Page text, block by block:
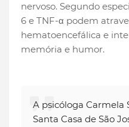
nervoso. Segundo
6 e TNF-α podem
hematoencefálica e
memória e humor.
A psicóloga Carmela
Santa Casa de São